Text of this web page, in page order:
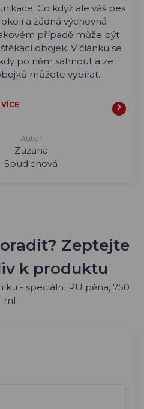
Co když ale váš pes
a žádná výchovná
případě může být
obojek. V článku se
po něm sáhnout a ze
můžete vybírat.
Autor
Zuzana
Spudichová
Zeptejte
k produktu
- speciální PU pěna, 750
ml